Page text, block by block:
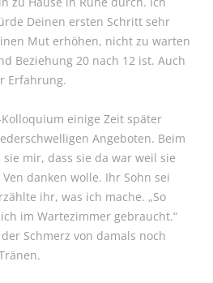
Deinen ersten Schritt sehr
Mut erhöhen, nicht zu warten
Beziehung 20 nach 12 ist. Auch
Erfahrung.
einige Zeit später
Angeboten. Beim
mir, dass sie da war weil sie
danken wolle. Ihr Sohn sei
ihr, was ich mache. „So
im Wartezimmer gebraucht.“
Schmerz von damals noch